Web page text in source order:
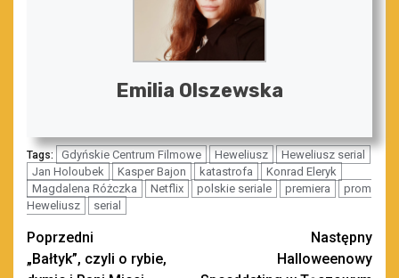
Emilia Olszewska
Tags: Gdyńskie Centrum Filmowe Heweliusz
Heweliusz serial
Jan Holoubek
Kasper Bajon katastrofa
Konrad Eleryk
Magdalena Różczka
Netflix polskie seriale premiera
prom
Heweliusz
serial
Zobacz
wpisy
Poprzedni
„Bałtyk”, czyli o rybie,
Następny
Halloweenowy